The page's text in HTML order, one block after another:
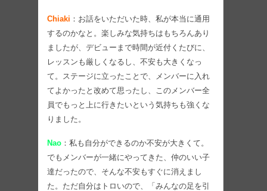
Chiaki ：お話をいただいた時、私が本当に通用
するのかなと。楽しみな気持ちはもちろんあり
ましたが、デビューまで時間が近付くたびに、
レッスンも厳しくなるし、不安も大きくなっ
て。ステージに立ったことで、メンバーに入れ
てよかったと改めて思ったし、このメンバー全
員でもっと上に行きたいという気持ちも強くな
りました。
Nao ：私も自分ができるのか不安が大きくて。
でもメンバーが一緒にやってきた、仲のいい子
達だったので、そんな不安もすぐに消えまし
た。ただ自分はトロいので、「みんなの足を引